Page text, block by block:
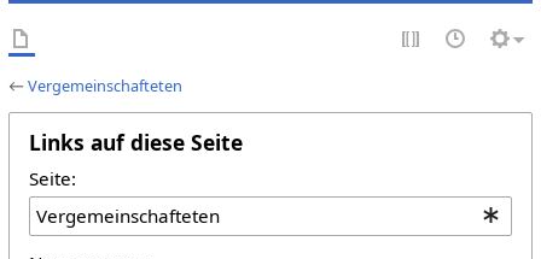
←Vergemeinschafteten
Links auf diese Seite
Seite: